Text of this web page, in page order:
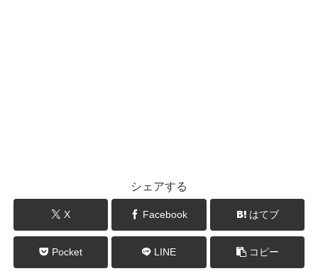
シェアする
X Facebook はてブ
Pocket LINE コピー